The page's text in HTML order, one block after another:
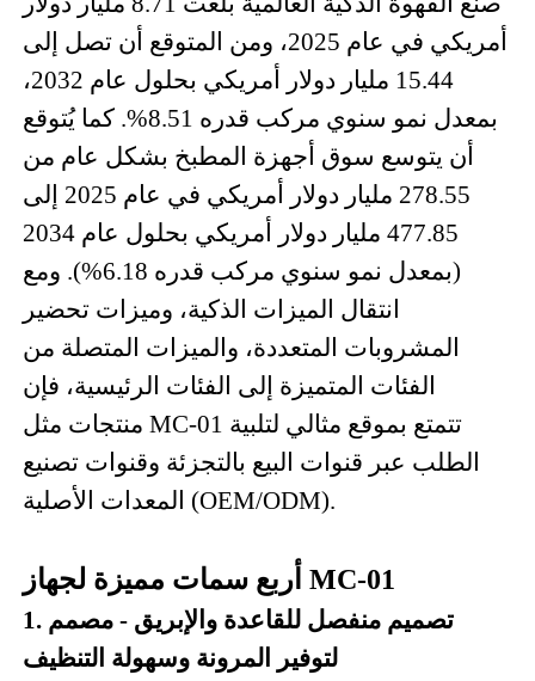
أمريكي في عام 2025، ومن المتوقع أن تصل إلى
15.44 مليار دولار أمريكي بحلول عام 2032،
بمعدل نمو سنوي مركب قدره 8.51%. كما يُتوقع
أن يتوسع سوق أجهزة المطبخ بشكل عام من
278.55 مليار دولار أمريكي في عام 2025 إلى
477.85 مليار دولار أمريكي بحلول عام 2034
(بمعدل نمو سنوي مركب قدره 6.18%). ومع
انتقال الميزات الذكية، وميزات تحضير
المشروبات المتعددة، والميزات المتصلة من
الفئات المتميزة إلى الفئات الرئيسية، فإن
منتجات مثل MC-01 تتمتع بموقع مثالي لتلبية
الطلب عبر قنوات البيع بالتجزئة وقنوات تصنيع
المعدات الأصلية (OEM/ODM).
أربع سمات مميزة لجهاز MC-01
1. تصميم منفصل للقاعدة والإبريق - مصمم
لتوفير المرونة وسهولة التنظيف